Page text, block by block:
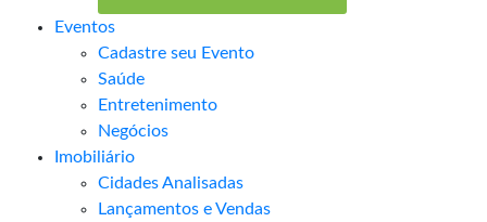
Eventos
Cadastre seu Evento
Saúde
Entretenimento
Negócios
Imobiliário
Cidades Analisadas
Lançamentos e Vendas